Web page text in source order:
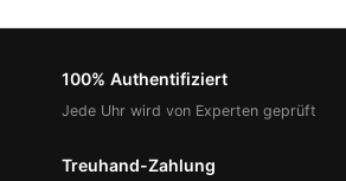
100% Authentifiziert
Jede Uhr wird von Experten geprüft
Treuhand-Zahlung